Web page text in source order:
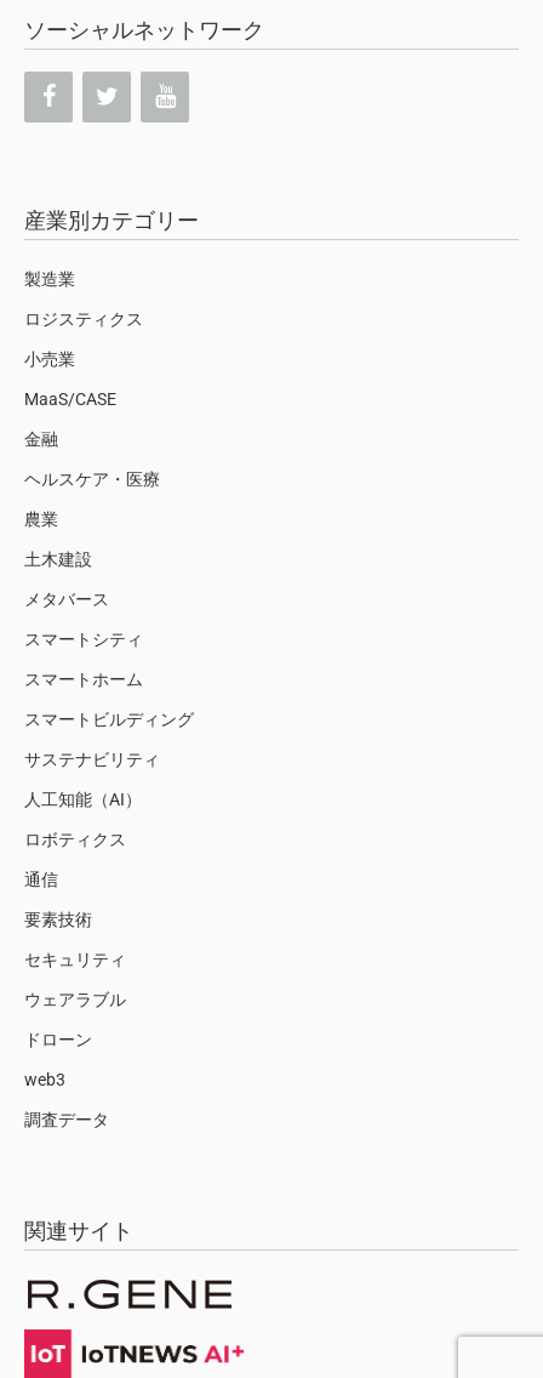
ソーシャルネットワーク
産業別カテゴリー
製造業
ロジスティクス
小売業
MaaS/CASE
金融
ヘルスケア・医療
農業
土木建設
メタバース
スマートシティ
スマートホーム
スマートビルディング
サステナビリティ
人工知能（AI）
ロボティクス
通信
要素技術
セキュリティ
ウェアラブル
ドローン
web3
調査データ
関連サイト